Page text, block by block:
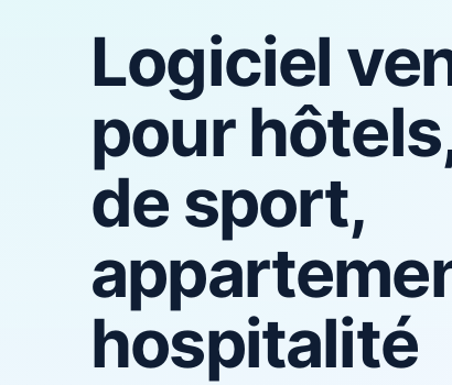
Logiciel
pour
de sport,
hospitalité